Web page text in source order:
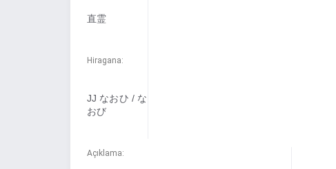
直霊
Hiragana:
JJ なおひ / な
おび
Açıklama: